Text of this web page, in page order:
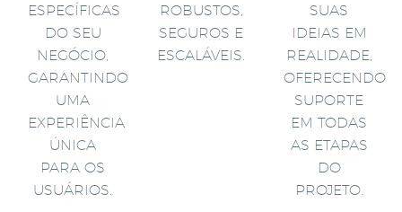
ESPECÍFICAS
DO SEU
NEGÓCIO,
GARANTINDO
UMA
EXPERIÊNCIA
ÚNICA
PARA OS
USUÁRIOS.
ROBUSTOS,
SEGUROS E
ESCALÁVEIS.
SUAS
IDEIAS EM
REALIDADE,
OFERECENDO
SUPORTE
EM TODAS
AS ETAPAS
DO
PROJETO.